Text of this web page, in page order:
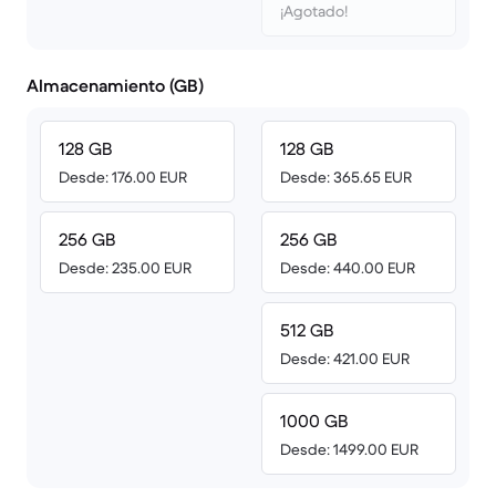
¡Agotado!
Almacenamiento (GB)
128 GB
Desde: 176.00 EUR
256 GB
Desde: 235.00 EUR
128 GB
Desde: 365.65 EUR
256 GB
Desde: 440.00 EUR
512 GB
Desde: 421.00 EUR
1000 GB
Desde: 1499.00 EUR